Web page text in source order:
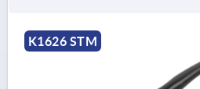
K1626 STM